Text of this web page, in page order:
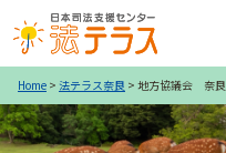
Home > 法テラス奈良 > 地方協議会 奈良